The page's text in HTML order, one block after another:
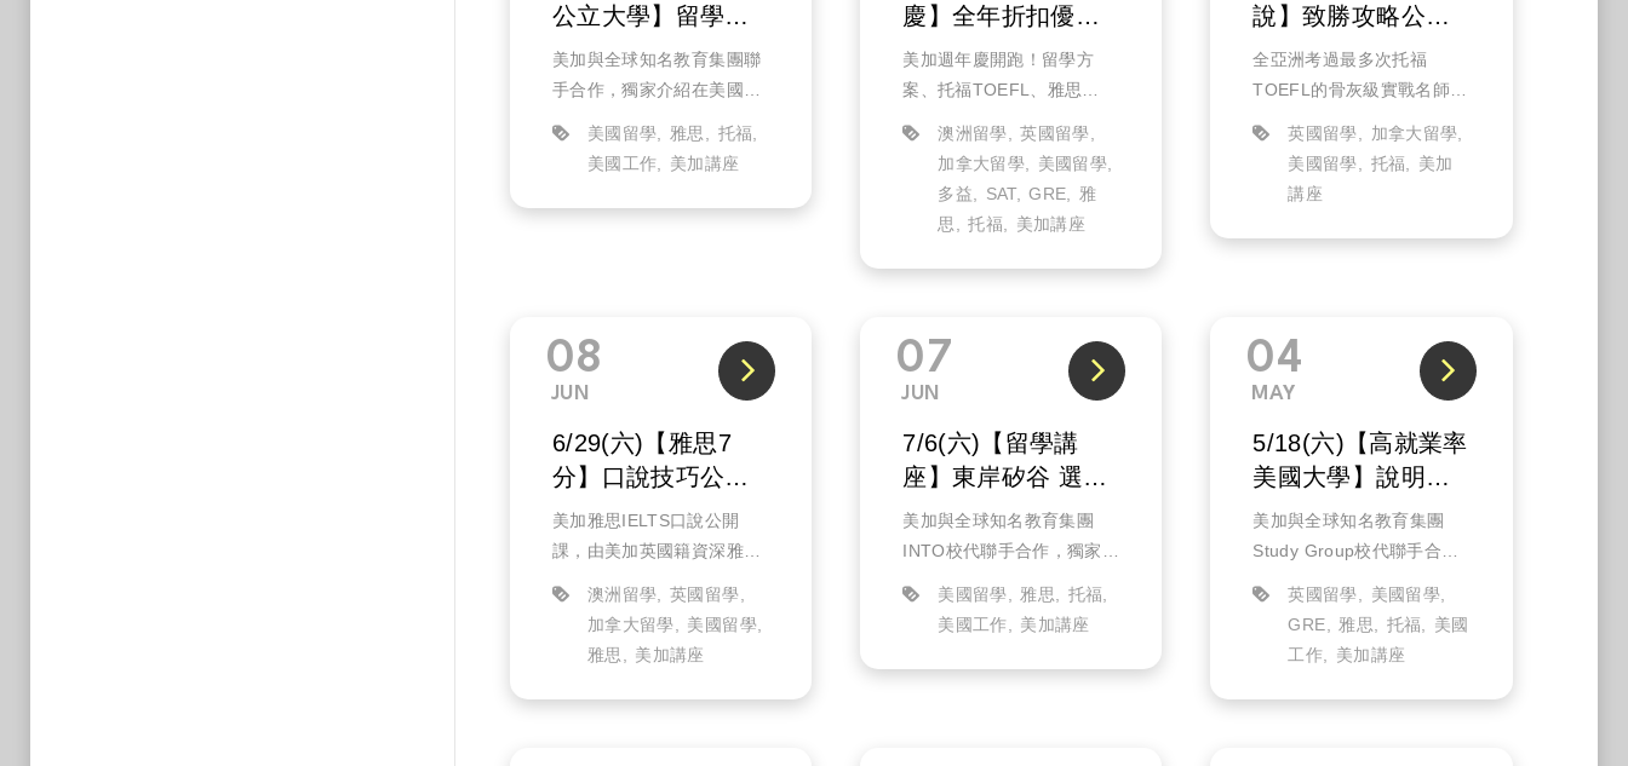
公立大學】留學資
訊日(實體)
美加與全球知名教育集團聯
手合作，獨家介紹在美國西
擇，幫助你實現畢業後留在
美國留學 雅思
托福
美國工作
美加講座
慶】全年折扣優惠
最大(已結束)
美加週年慶開跑！留學方
案、托福TOEFL、雅思
你抽...
澳洲留學
英國留學
加拿大留學
美國留學
多益
SAT GRE
雅
思
托福 美加講座
說】致勝攻略公開
課(已結束)
全亞洲考過最多次托福
TOEFL的骨灰級實戰名師-
助你更快出分！
英國留學
加拿大留學
美國留學
托福
美加
講座
08
JUN
6/29(六)【雅思7
分】口說技巧公開
課(已結束)
美加雅思IELTS口說公開
課，由美加英國籍資深雅思
以及雅思IELTS口說的高
澳洲留學
英國留學
加拿大留學
美國留學
雅思
美加講座
07
JUN
7/6(六)【留學講
座】東岸矽谷 選擇
GEORGE MASON
優勢解析(實體)
美加與全球知名教育集團
INTO校代聯手合作，獨家分
入學申請介紹，更解析有哪
美國留學 雅思
托福
美國工作
美加講座
04
MAY
5/18(六)【高就業率
美國大學】說明會
(實體)
美加與全球知名教育集團
Study Group校代聯手合
量高的科系，可以幫助你實
英國留學
美國留學
GRE
雅思 托福
美國
工作
美加講座